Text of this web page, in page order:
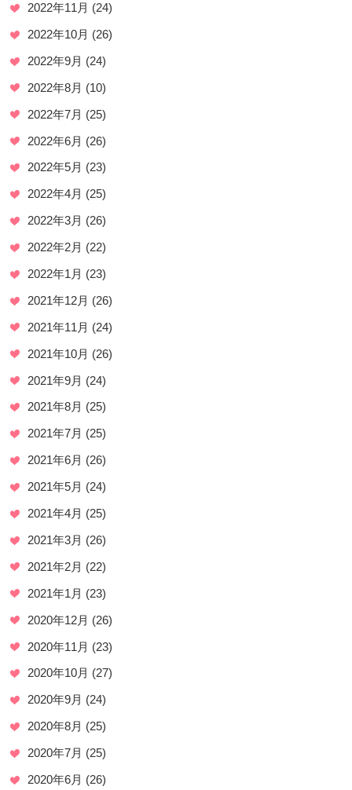
2022年11月 (24)
2022年10月 (26)
2022年9月 (24)
2022年8月 (10)
2022年7月 (25)
2022年6月 (26)
2022年5月 (23)
2022年4月 (25)
2022年3月 (26)
2022年2月 (22)
2022年1月 (23)
2021年12月 (26)
2021年11月 (24)
2021年10月 (26)
2021年9月 (24)
2021年8月 (25)
2021年7月 (25)
2021年6月 (26)
2021年5月 (24)
2021年4月 (25)
2021年3月 (26)
2021年2月 (22)
2021年1月 (23)
2020年12月 (26)
2020年11月 (23)
2020年10月 (27)
2020年9月 (24)
2020年8月 (25)
2020年7月 (25)
2020年6月 (26)